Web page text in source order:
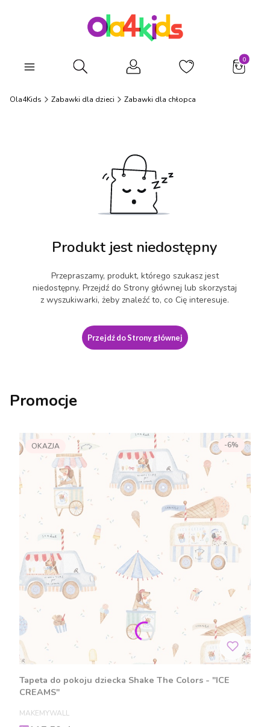
Otwórz wyszukiwarkę
Ola4Kids Zabawki dla dzieci Zabawki dla chłopca
Produkt jest niedostępny
Przepraszamy, produkt, którego szukasz jest
niedostępny. Przejdź do Strony głównej lub skorzystaj
z wyszukiwarki, żeby znaleźć to, co Cię interesuje.
Przejdź do Strony głównej
Promocje
OKAZJA
Tapeta do pokoju dziecka Shake The Colors - "ICE
CREAMS"
PRODUCENT
MAKEMYWALL
-6%